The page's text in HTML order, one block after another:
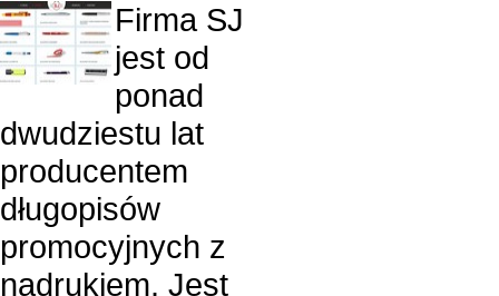
Firma SJ
jest od
ponad
dwudziestu lat
producentem
długopisów
promocyjnych z
nadrukiem. Jest